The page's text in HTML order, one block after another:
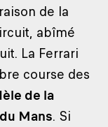
de la
abîmé
La Ferrari
course des
de la
Mans. Si